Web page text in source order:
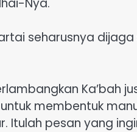
seharusnya
Ka’bah
membentuk
Itulah pesan yang